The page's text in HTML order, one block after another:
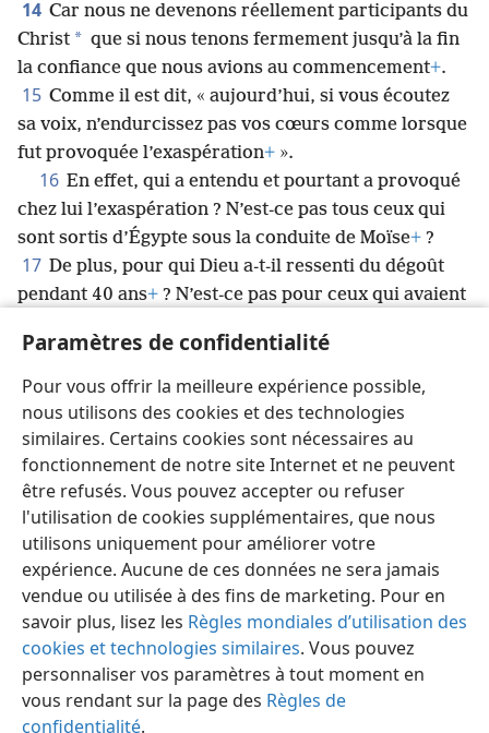
Paramètres de confidentialité
Pour vous offrir la meilleure expérience possible,
nous utilisons des cookies et des technologies
similaires. Certains cookies sont nécessaires au
fonctionnement de notre site Internet et ne peuvent
être refusés. Vous pouvez accepter ou refuser
l'utilisation de cookies supplémentaires, que nous
utilisons uniquement pour améliorer votre
expérience. Aucune de ces données ne sera jamais
vendue ou utilisée à des fins de marketing. Pour en
savoir plus, lisez les Règles mondiales d’utilisation des
cookies et technologies similaires. Vous pouvez
personnaliser vos paramètres à tout moment en
vous rendant sur la page des Règles de
confidentialité.
14 Car nous ne devenons réellement participants du
Christ * que si nous tenons fermement jusqu’à la fin
la confiance que nous avions au commencement+.
15 Comme il est dit, « aujourd’hui, si vous écoutez
sa voix, n’endurcissez pas vos cœurs comme lorsque
fut provoquée l’exaspération+ ».
16 En effet, qui a entendu et pourtant a provoqué
chez lui l’exaspération ? N’est-ce pas tous ceux qui
sont sortis d’Égypte sous la conduite de Moïse+ ?
17 De plus, pour qui Dieu a-t-il ressenti du dégoût
pendant 40 ans+ ? N’est-ce pas pour ceux qui avaient
désert+? 18 Et à qui a-t-il juré qu’ils n’entreraient
pas dans son repos ? N’est-ce pas à ceux qui avaient
désobéi ? 19 Ainsi, nous voyons qu’ils n’ont pas pu
entrer à cause de leur manque de foi+.
Français Partager Préférences
Copyright © 2026 Watch Tower Bible and Tract Society of Pennsylvania
Conditions d’utilisation
Règles de confidentialité
Paramètres de confidentialité
JW.ORG Se connecter